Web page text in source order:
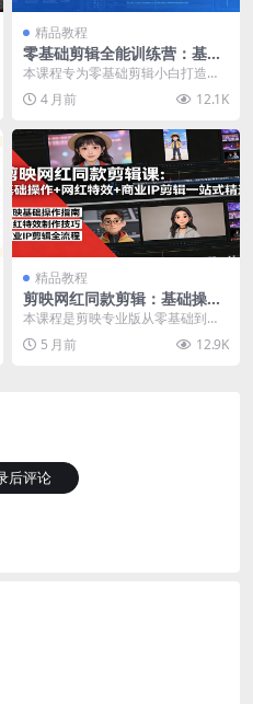
精品教程
零基础剪辑全能训练营：基础
功能+流量技巧+案例拆解，快
速掌握剪辑核心技术
本课程专为零基础剪辑小白打造，
全程实操落地，拒绝空泛理论。从
剪辑界面认知、基础操...
4 月前 12.1K
精品教程
剪映网红同款剪辑：基础操作
+网红特效+商业IP剪辑一站式
精通
本课程是剪映专业版从零基础到高
阶的自媒体实战剪辑课，包含基础
操作、快捷键、粗剪、...
5 月前 12.9K
后评论